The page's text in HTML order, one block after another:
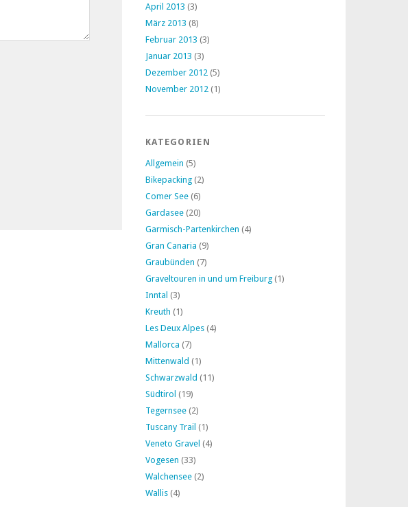
April 2013 (3)
März 2013 (8)
Februar 2013 (3)
Januar 2013 (3)
Dezember 2012 (5)
November 2012 (1)
KATEGORIEN
Allgemein (5)
Bikepacking (2)
Comer See (6)
Gardasee (20)
Garmisch-Partenkirchen (4)
Gran Canaria (9)
Graubünden (7)
Graveltouren in und um Freiburg (1)
Inntal (3)
Kreuth (1)
Les Deux Alpes (4)
Mallorca (7)
Mittenwald (1)
Schwarzwald (11)
Südtirol (19)
Tegernsee (2)
Tuscany Trail (1)
Veneto Gravel (4)
Vogesen (33)
Walchensee (2)
Wallis (4)